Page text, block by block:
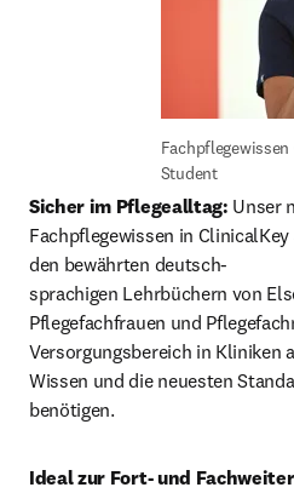
Student
Sicher im Pflegealltag: Unser
Fachpflegewissen in
den bewährten deutsch-
sprachigen Lehrbüchern von
Pflegefachfrauen und
Versorgungsbereich in Kliniken
Wissen und die neuesten
benötigen.
Ideal zur Fort- und